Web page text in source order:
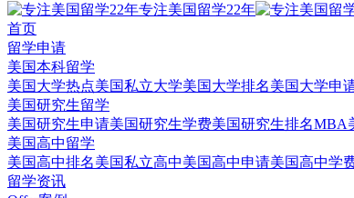
专注美国留学22年
首页
留学申请
美国本科留学
美国大学热点美国私立大学美国大学排名美国大学申
美国研究生留学
美国研究生申请美国研究生学费美国研究生排名MBA
美国高中留学
美国高中排名美国私立高中美国高中申请美国高中学
留学资讯